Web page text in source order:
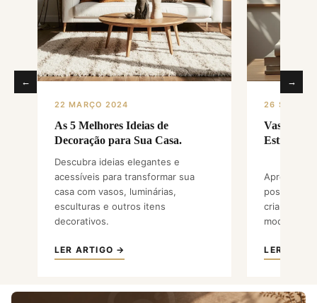
← →
22 MARÇO 2024
As 5 Melhores Ideias de
Decoração para Sua Casa.
Descubra ideias elegantes e
acessíveis para transformar sua
casa com vasos, luminárias,
esculturas e outros itens
decorativos.
LER ARTIGO →
26
Vasos
Estilo e
Aprenda
posicionar
criar
modernos
LER